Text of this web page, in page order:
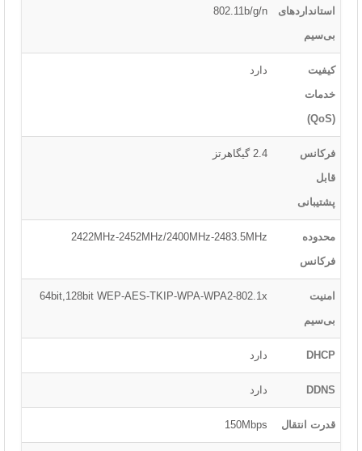
استانداردهای
بی‌سیم
802.11b/g/n
کیفیت
خدمات
(QoS)
دارد
فرکانس
قابل
پشتیبانی
2.4 گیگاهرتز
محدوده
فرکانس
2422MHz-2452MHz/2400MHz-2483.5MHz
امنیت
بی‌سیم
64bit,128bit WEP-AES-TKIP-WPA-WPA2-802.1x
DHCP دارد
DDNS دارد
قدرت انتقال 150Mbps